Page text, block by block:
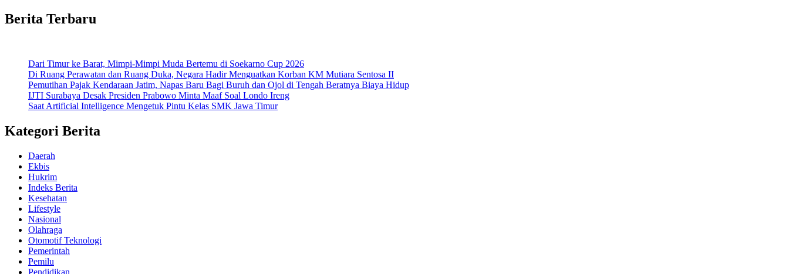
Berita Terbaru
Dari Timur ke Barat, Mimpi-Mimpi Muda Bertemu di Soekarno Cup 2026
Di Ruang Perawatan dan Ruang Duka, Negara Hadir Menguatkan Korban KM Mutiara Sentosa II
Pemutihan Pajak Kendaraan Jatim, Napas Baru Bagi Buruh dan Ojol di Tengah Beratnya Biaya Hidup
IJTI Surabaya Desak Presiden Prabowo Minta Maaf Soal Londo Ireng
Saat Artificial Intelligence Mengetuk Pintu Kelas SMK Jawa Timur
Kategori Berita
Daerah
Ekbis
Hukrim
Indeks Berita
Kesehatan
Lifestyle
Nasional
Olahraga
Otomotif Teknologi
Pemerintah
Pemilu
Pendidikan